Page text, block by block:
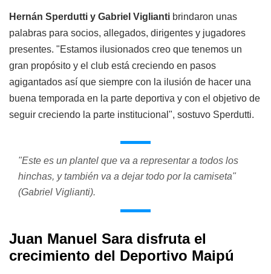
Hernán Sperdutti y Gabriel Viglianti brindaron unas
palabras para socios, allegados, dirigentes y jugadores
presentes. "Estamos ilusionados creo que tenemos un
gran propósito y el club está creciendo en pasos
agigantados así que siempre con la ilusión de hacer una
buena temporada en la parte deportiva y con el objetivo de
seguir creciendo la parte institucional", sostuvo Sperdutti.
"Este es un plantel que va a representar a todos los
hinchas, y también va a dejar todo por la camiseta"
(Gabriel Viglianti).
Juan Manuel Sara disfruta el
crecimiento del Deportivo Maipú